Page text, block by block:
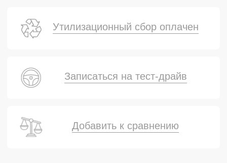
Добавить к сравнению
Утилизационный сбор оплачен
Записаться на тест-драйв